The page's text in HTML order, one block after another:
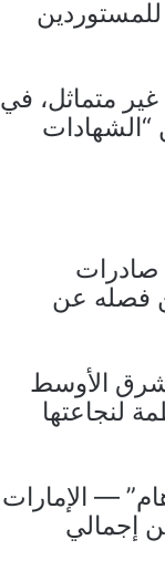
للمستوردين
متماثل، في
“الشهادات
صادرات
فصله عن
الأوسط
لنجاعتها
— الإمارات
وارداتها أربعة أضعاف، لتشكّل نحو 7% من إجمالي